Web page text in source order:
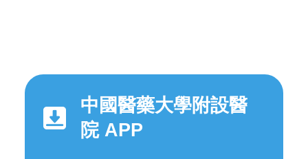
中國醫藥大學附設醫
院 APP